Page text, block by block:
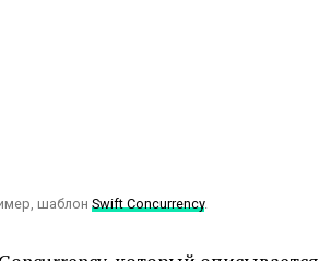
шаблон Swift Concurrency.